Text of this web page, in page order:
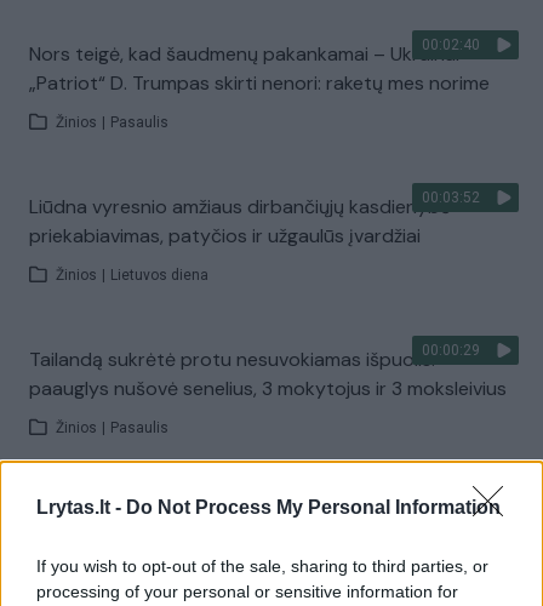
Lrytas.lt - Do Not Process My Personal Information
If you wish to opt-out of the sale, sharing to third parties, or
processing of your personal or sensitive information for
00:02:40
Nors teigė, kad šaudmenų pakankamai – Ukrainai
„Patriot“ D. Trumpas skirti nenori: raketų mes norime
Žinios Pasaulis
00:03:52
Liūdna vyresnio amžiaus dirbančiųjų kasdienybė –
priekabiavimas, patyčios ir užgaulūs įvardžiai
Žinios Lietuvos diena
00:00:29
Tailandą sukrėtė protu nesuvokiamas išpuolis:
paauglys nušovė senelius, 3 mokytojus ir 3 moksleivius
Žinios Pasaulis
00:02:08
Aukštaitijos pučiamųjų orkestras Nyderlanduose
Lietuvos diena